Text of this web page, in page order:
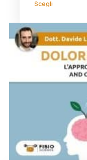
Scegli